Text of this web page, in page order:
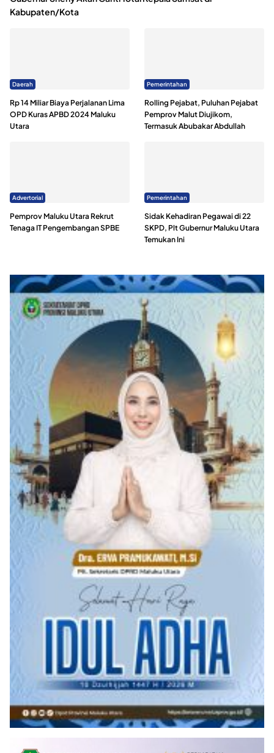
Kabupaten/Kota
Daerah
Rp 14 Miliar Biaya Perjalanan Lima
OPD Kuras APBD 2024 Maluku
Utara
Pemerintahan
Rolling Pejabat, Puluhan Pejabat
Pemprov Malut Diujikom,
Termasuk Abubakar Abdullah
Advertorial
Pemprov Maluku Utara Rekrut
Tenaga IT Pengembangan SPBE
Pemerintahan
Sidak Kehadiran Pegawai di 22
SKPD, Plt Gubernur Maluku Utara
Temukan Ini